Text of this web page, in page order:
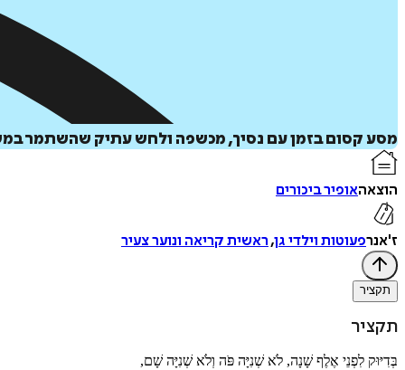
מסע קסום בזמן עם נסיך, מכשפה ולחש עתיק שהשתמר
הוצאהאופיר ביכורים
ז'אנרפעוטות וילדי גן,ראשית קריאה ונוער צעיר
תקציר
תקציר
בְּדִיּוּק לִפְנֵי אֶלֶף שָׁנָה, לֹא שְׁנִיָּה פֹּה וְלֹא שְׁנִיָּה שָׁם,